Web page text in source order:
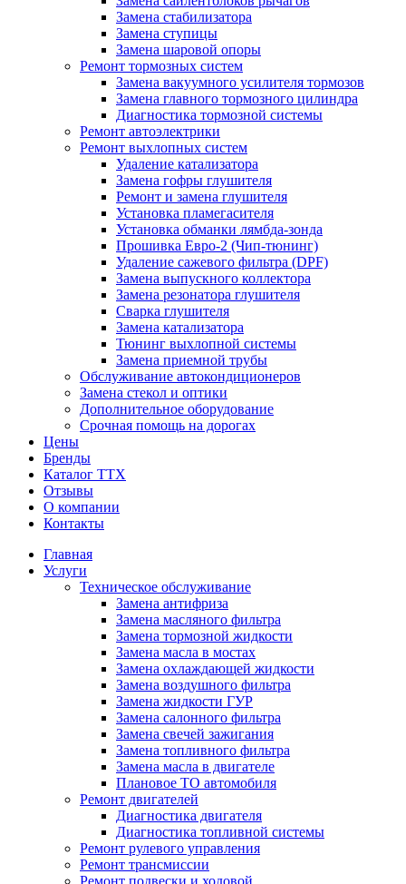
Замена стабилизатора
Замена ступицы
Замена шаровой опоры
Ремонт тормозных систем
Замена вакуумного усилителя тормозов
Замена главного тормозного цилиндра
Диагностика тормозной системы
Ремонт автоэлектрики
Ремонт выхлопных систем
Удаление катализатора
Замена гофры глушителя
Ремонт и замена глушителя
Установка пламегасителя
Установка обманки лямбда-зонда
Прошивка Евро-2 (Чип-тюнинг)
Удаление сажевого фильтра (DPF)
Замена выпускного коллектора
Замена резонатора глушителя
Сварка глушителя
Замена катализатора
Тюнинг выхлопной системы
Замена приемной трубы
Обслуживание автокондиционеров
Замена стекол и оптики
Дополнительное оборудование
Срочная помощь на дорогах
Цены
Бренды
Каталог ТТХ
Отзывы
О компании
Контакты
Главная
Услуги
Техническое обслуживание
Замена антифриза
Замена масляного фильтра
Замена тормозной жидкости
Замена масла в мостах
Замена охлаждающей жидкости
Замена воздушного фильтра
Замена жидкости ГУР
Замена салонного фильтра
Замена свечей зажигания
Замена топливного фильтра
Замена масла в двигателе
Плановое ТО автомобиля
Ремонт двигателей
Диагностика двигателя
Диагностика топливной системы
Ремонт рулевого управления
Ремонт трансмиссии
Ремонт подвески и ходовой